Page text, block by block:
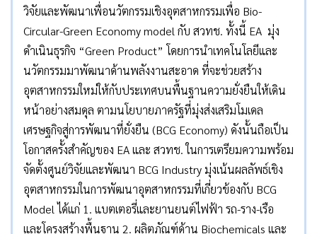
วิจัยและพัฒนาเพื่อนวัตกรรมเชิงอุตสาหกรรมเพื่อ Bio-
Circular-Green Economy model กับ สวทช. ทั้งนี้ EA มุ่ง
ดำเนินธุรกิจ “Green Product” โดยการนำเทคโนโลยีและ
นวัตกรรมมาพัฒนาด้านพลังงานสะอาด ที่จะช่วยสร้าง
อุตสาหกรรมใหม่ให้กับประเทศบนพื้นฐานความยั่งยืนให้เดิน
หน้าอย่างสมดุล ตามนโยบายภาครัฐที่มุ่งส่งเสริมโมเดล
เศรษฐกิจสู่การพัฒนาที่ยั่งยืน (BCG Economy) ดังนั้นถือเป็น
โอกาสครั้งสำคัญของ EA และ สวทช. ในการเตรียมความพร้อม
จัดตั้งศูนย์วิจัยและพัฒนา BCG Industry มุ่งเน้นผลลัพธ์เชิง
อุตสาหกรรมในการพัฒนาอุตสาหกรรมที่เกี่ยวข้องกับ BCG
Model ได้แก่ 1. แบตเตอรี่และยานยนต์ไฟฟ้า รถ-ราง-เรือ
และโครงสร้างพื้นฐาน 2. ผลิตภัณฑ์ด้าน Biochemicals และ